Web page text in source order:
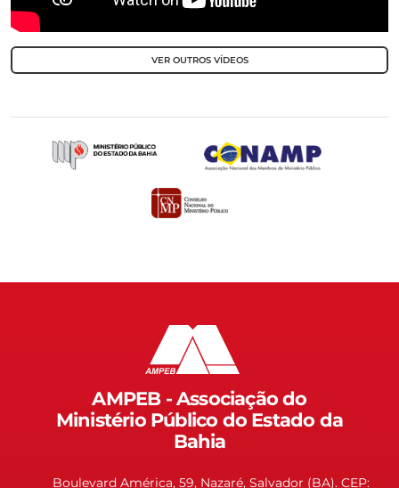
VER OUTROS VÍDEOS
AMPEB - Associação do
Ministério Público do Estado da
Bahia
Boulevard América, 59, Nazaré, Salvador (BA). CEP: